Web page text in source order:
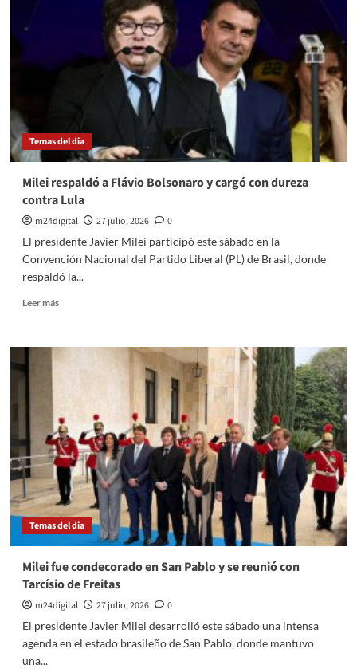
reforma
Temas del dia
Milei respaldó a Flávio Bolsonaro y cargó con dureza
contra Lula
m24digital 27 julio, 2026
0
El presidente Javier Milei participó este sábado en la
Convención Nacional del Partido Liberal (PL) de Brasil, donde
respaldó la...
Leer másLeer
Milei
respaldó
y
cargó
con
dureza
contra
Lula
Temas del dia
Milei fue condecorado en San Pablo y se reunió con
Tarcísio de Freitas
m24digital 27 julio, 2026
0
El presidente Javier Milei desarrolló este sábado una intensa
agenda en el estado brasileño de San Pablo, donde mantuvo
una...